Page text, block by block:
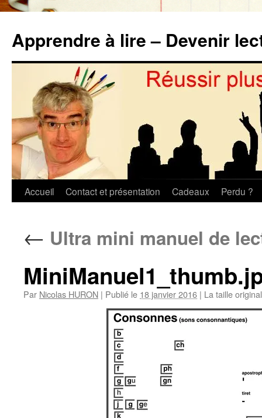
contenu
Apprendre à lire – Devenir
Accueil Contact et présentation Cadeaux Perdu ?
← Ultra mini manuel de
Par Nicolas HURON | Publié le 18 janvier 2016 | La taille